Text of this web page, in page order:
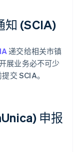
知 (SCIA)
递交给相关市镇
展业务必不可少
交 SCIA。
申报